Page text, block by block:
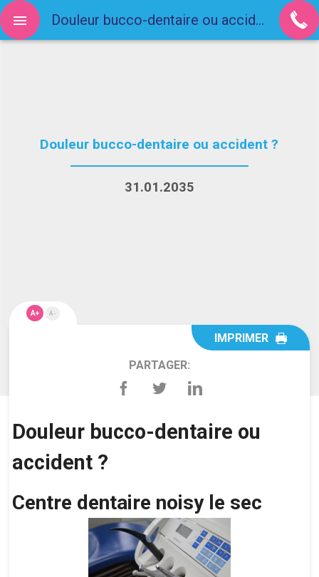
Douleur bucco-dentaire ou accident ?
31.01.2035
A+ A-
IMPRIMER
PARTAGER:
Douleur bucco-dentaire ou
accident ?
Centre dentaire noisy le sec
Douleur bucco-dentaire ou accident ?